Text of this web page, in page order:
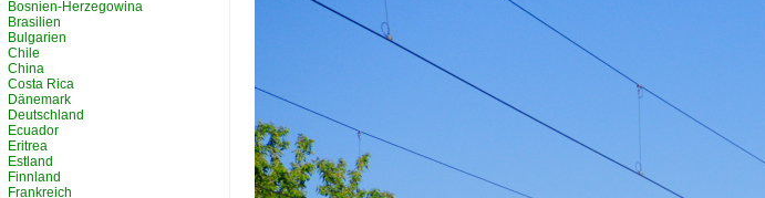
Bosnien-Herzegowina
Brasilien
Bulgarien
Chile
China
Costa Rica
Dänemark
Deutschland
Ecuador
Eritrea
Estland
Finnland
Frankreich